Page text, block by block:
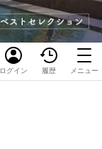
ログイン 履歴 メニュー